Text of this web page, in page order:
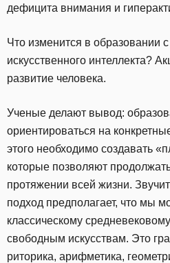
дефицита внимания и
Что изменится в образовании
искусственного интеллекта?
развитие человека.
Ученые делают вывод:
ориентироваться на
этого необходимо создавать
которые позволяют
протяжении всей жизни.
подход предполагает, что мы
классическому
свободным искусствам. Это
риторика, арифметика,